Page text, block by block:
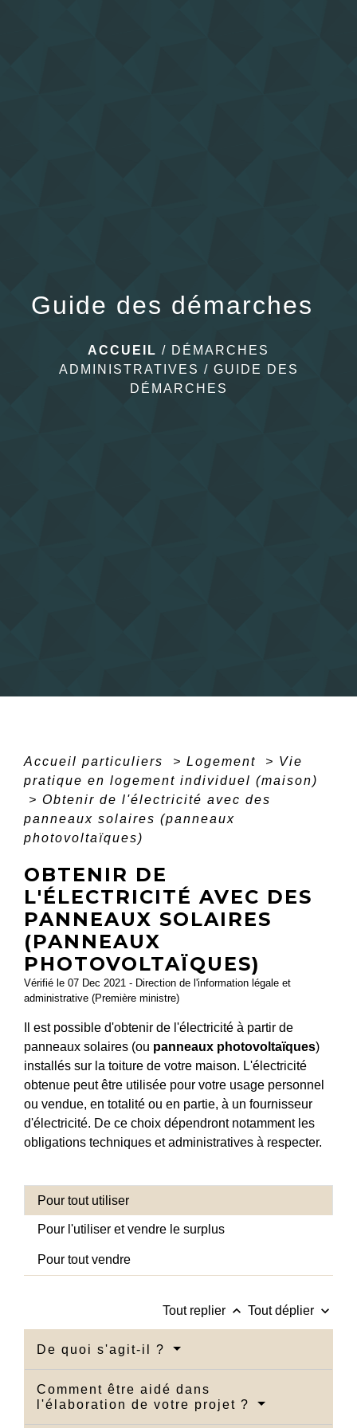
Guide des démarches
ACCUEIL / DÉMARCHES
ADMINISTRATIVES / GUIDE DES
DÉMARCHES
Accueil particuliers > Logement > Vie
pratique en logement individuel (maison)
> Obtenir de l'électricité avec des
panneaux solaires (panneaux
photovoltaïques)
OBTENIR DE
L'ÉLECTRICITÉ AVEC DES
PANNEAUX SOLAIRES
(PANNEAUX
PHOTOVOLTAÏQUES)
Vérifié le 07 Dec 2021 - Direction de l'information légale et
administrative (Première ministre)
Il est possible d'obtenir de l'électricité à partir de
panneaux solaires (ou panneaux photovoltaïques)
installés sur la toiture de votre maison. L'électricité
obtenue peut être utilisée pour votre usage personnel
ou vendue, en totalité ou en partie, à un fournisseur
d'électricité. De ce choix dépendront notamment les
obligations techniques et administratives à respecter.
Pour tout utiliser
Pour l'utiliser et vendre le surplus
Pour tout vendre
Tout replier keyboard_arrow_up Tout déplier keyboard_arrow_down
De quoi s'agit-il ?
Comment être aidé dans
l'élaboration de votre projet ?